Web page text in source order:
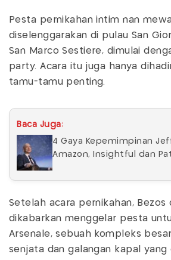
Pesta pernikahan intim nan
diselenggarakan di pulau San
San Marco Sestiere, dimulai
party. Acara itu juga hanya
tamu-tamu penting.
Baca Juga:
4 Gaya Kepemimpinan
Amazon, Insightful dan
Setelah acara pernikahan, Bezos
dikabarkan menggelar pesta
Arsenale, sebuah kompleks
senjata dan galangan kapal yang